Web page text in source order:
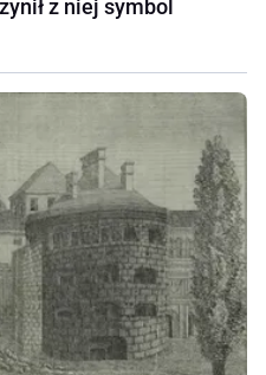
z niej symbol